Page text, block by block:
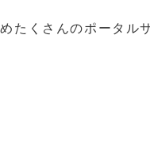
たくさんのポータル